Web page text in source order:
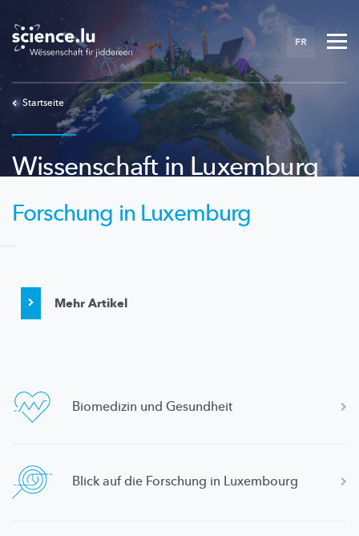
main
content
FR
Startseite
Wissenschaft in Luxemburg
Forschung in Luxemburg
Mehr Artikel
Biomedizin und Gesundheit
Blick auf die Forschung in Luxembourg